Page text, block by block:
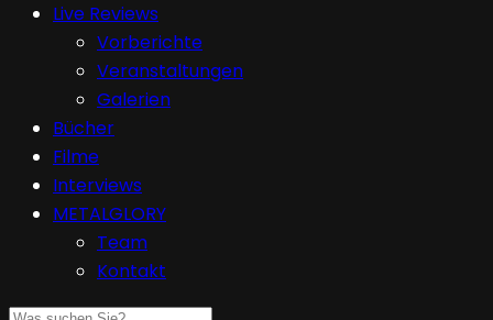
Live Reviews
Vorberichte
Veranstaltungen
Galerien
Bücher
Filme
Interviews
METALGLORY
Team
Kontakt